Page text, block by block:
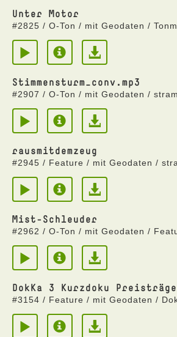
Unter Motor
#2825 / O-Ton / mit Geodaten /
Stimmensturm_conv.mp3
#2907 / O-Ton / mit Geodaten /
rausmitdemzeug
#2945 / Feature / mit Geodaten /
Mist-Schleuder
#2962 / O-Ton / mit Geodaten /
DokKa 3 Kurzdoku
#3154 / Feature / mit Geodaten /